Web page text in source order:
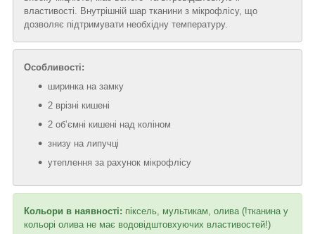
властивості. Внутрішній шар тканини з мікрофлісу, що
дозволяє підтримувати необхідну температуру.
Особливості:
ширинка на замку
2 врізні кишені
2 обʼємні кишені над коліном
знизу на липучці
утеплення за рахунок мікрофлісу
Кольори в наявності: піксель, мультикам, олива (!тканина у
кольорі олива не має водовідштовхуючих властивостей!)